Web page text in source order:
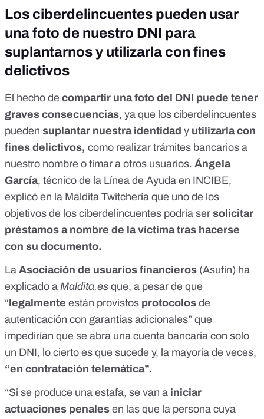
Los ciberdelincuentes pueden usar
una foto de nuestro DNI para
suplantarnos y utilizarla con fines
delictivos
El hecho de compartir una foto del DNI puede tener
graves consecuencias, ya que los ciberdelincuentes
pueden suplantar nuestra identidad y utilizarla con
fines delictivos, como realizar trámites bancarios a
nuestro nombre o timar a otros usuarios. Ángela
García, técnico de la Línea de Ayuda en INCIBE,
explicó en la Maldita Twitchería que uno de los
objetivos de los ciberdelincuentes podría ser solicitar
préstamos a nombre de la víctima tras hacerse
con su documento.
La Asociación de usuarios financieros (Asufin) ha
explicado a Maldita.es que, a pesar de que
“ legalmente están provistos protocolos de
autenticación con garantías adicionales” que
impedirían que se abra una cuenta bancaria con solo
un DNI, lo cierto es que sucede y, la mayoría de veces,
“en contratación telemática”.
“Si se produce una estafa, se van a iniciar
actuaciones penales en las que la persona cuya